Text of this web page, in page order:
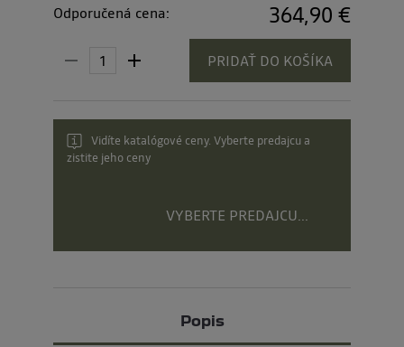
Odporučená cena: 364,90 €
PRIDAŤ DO KOŠÍKA
Vidíte katalógové ceny. Vyberte predajcu a
zistite jeho ceny
VYBERTE PREDAJCU...
Popis